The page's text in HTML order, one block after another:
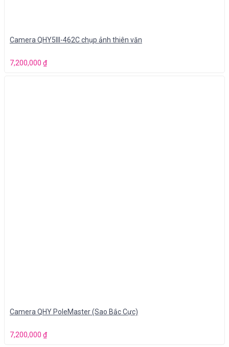
Camera QHY5III-462C chụp ảnh thiên văn
7,200,000 ₫
Camera QHY PoleMaster (Sao Bắc Cực)
7,200,000 ₫